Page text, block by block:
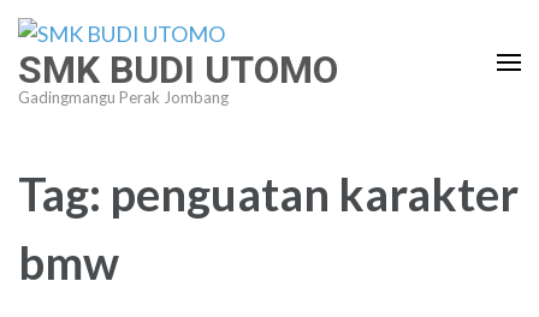
Lompat
konten
(Tekan
SMK BUDI UTOMO
Gadingmangu Perak Jombang
Tag: penguatan karakter
bmw